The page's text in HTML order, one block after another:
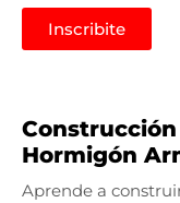
Inscribite
Hormigón
Aprende a